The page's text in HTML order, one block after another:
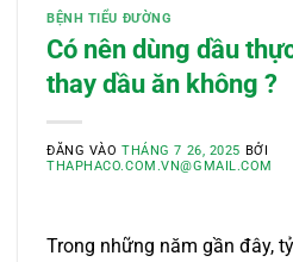
BỆNH TIỂU ĐƯỜNG
Có nên dùng dầu
thay dầu ăn không ?
ĐĂNG VÀOTHÁNG 7 26, 2025 BỞI
THAPHACO.COM.VN@GMAIL.COM
Trong những năm gần đây,